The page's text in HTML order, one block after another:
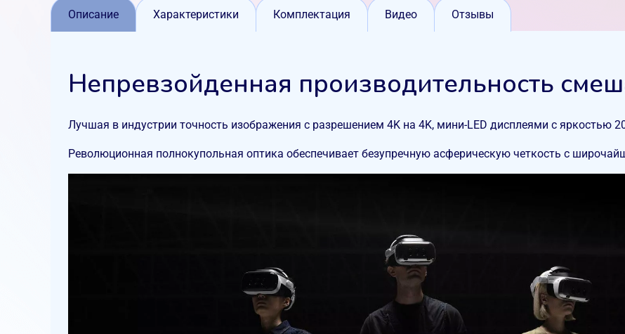
Описание Характеристики Комплектация Видео Отзывы
Непревзойденная производительность
Лучшая в индустрии точность изображения с разрешением 4K на 4K, мини-LED дисплеями с яркостью
Революционная полнокупольная оптика обеспечивает безупречную асферическую четкость c